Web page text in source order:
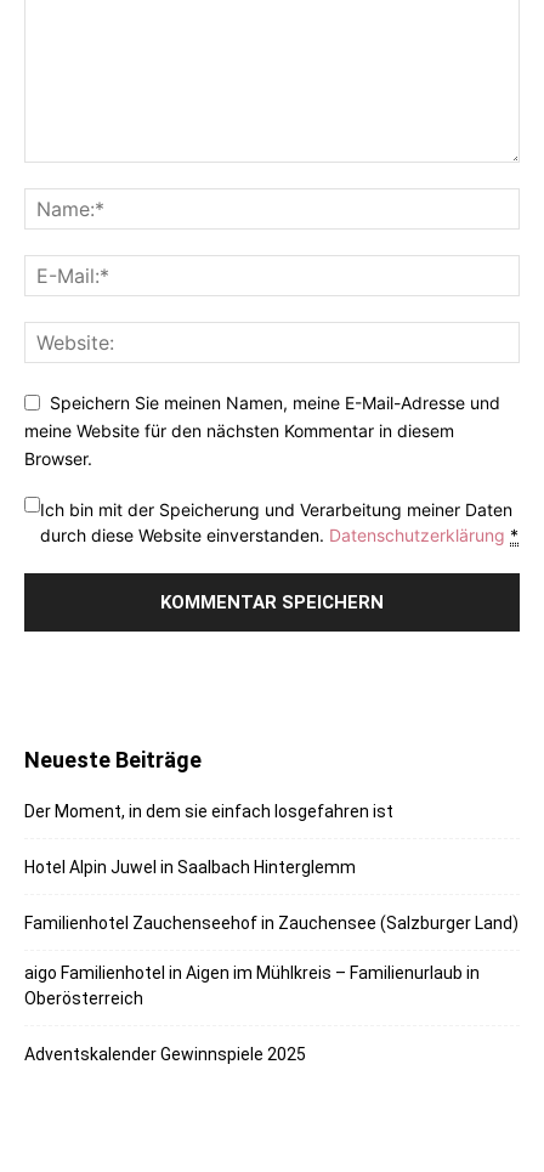
Speichern Sie meinen Namen, meine E-Mail-Adresse und
meine Website für den nächsten Kommentar in diesem
Browser.
Ich bin mit der Speicherung und Verarbeitung meiner Daten
durch diese Website einverstanden. Datenschutzerklärung *
Neueste Beiträge
Der Moment, in dem sie einfach losgefahren ist
Hotel Alpin Juwel in Saalbach Hinterglemm
Familienhotel Zauchenseehof in Zauchensee (Salzburger Land)
aigo Familienhotel in Aigen im Mühlkreis – Familienurlaub in
Oberösterreich
Adventskalender Gewinnspiele 2025